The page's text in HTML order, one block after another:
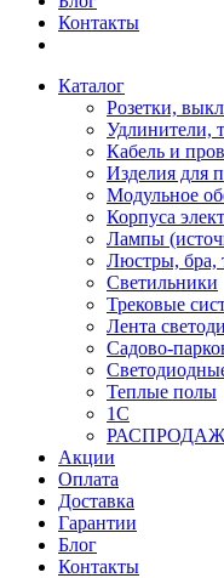
Контакты
Каталог
Розетки,
Удлинители,
Кабель и
Изделия для
Модульное
Корпуса
Лампы
Люстры, бра,
Светильники
Трековые
Лента
Садово-
Теплые полы
1С
Акции
Оплата
Доставка
Гарантии
Блог
Контакты